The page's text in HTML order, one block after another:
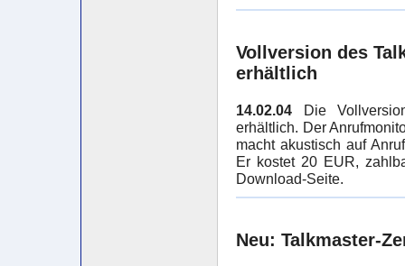
Vollversion des
erhältlich
14.02.04 Die
erhältlich. Der
macht akustisch auf
Er kostet 20 EUR,
Download-Seite.
Neu: Talkmaster-